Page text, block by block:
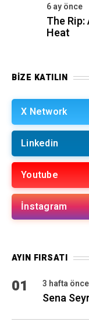
6 ay önce
The
Heat
BIZE KATILIN
X Network
Linkedin
Youtube
İnstagram
AYIN FIRSATI
01 3 hafta önce
Sena